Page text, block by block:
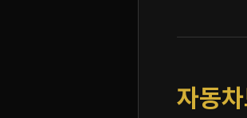
자동